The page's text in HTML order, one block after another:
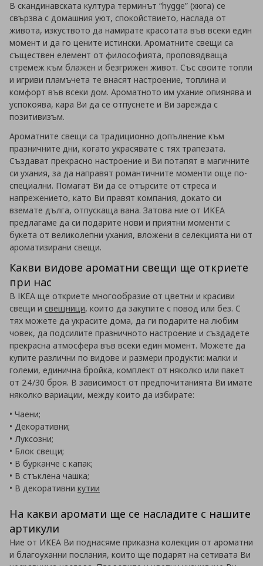
В скандинавската култура терминът “hygge” (хюга) се
свързва с домашния уют, спокойствието, наслада от
живота, изкуството да намирате красотата във всеки един
момент и да го цените истински. Ароматните свещи са
съществен елемент от философията, проповядваща
стремеж към блажен и безгрижен живот. Със своите топли
и игриви пламъчета те внасят настроение, топлина и
комфорт във всеки дом. Ароматното им ухание опиянява и
успокоява, кара Ви да се отпуснете и Ви зарежда с
позитивизъм.
Ароматните свещи са традиционно допълнение към
празничните дни, когато украсявате с тях трапезата.
Създават прекрасно настроение и Ви потапят в магичните
си ухания, за да направят романтичните моменти още по-
специални. Помагат Ви да се отърсите от стреса и
напрежението, като Ви правят компания, докато си
вземате дълга, отпускаща вана. Затова ние от ИКЕА
предлагаме да си подарите нови и приятни моменти с
букета от великолепни ухания, вложени в селекцията ни от
ароматизирани свещи.
Какви видове ароматни свещи ще откриете
при нас
В IKEA ще откриете многообразие от цветни и красиви
свещи и свещници, които да закупите с повод или без. С
тях можете да украсите дома, да ги подарите на любим
човек, да подсилите празничното настроение и създадете
прекрасна атмосфера във всеки един момент. Можете да
купите различни по видове и размери продукти: малки и
големи, единична бройка, комплект от няколко или пакет
от 24/30 броя. В зависимост от предпочитанията Ви имате
няколко вариации, между които да избирате:
• Чаени;
• Декоративни;
• Луксозни;
• Блок свещи;
• В бурканче с капак;
• В стъклена чашка;
• В декоративни кутии
На какви аромати ще се насладите с нашите
артикули
Ние от ИКЕА Ви поднасяме приказна колекция от ароматни
и благоуханни послания, които ще подарят на сетивата Ви